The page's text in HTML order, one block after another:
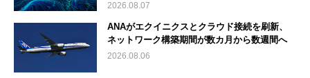
2026.08.07
ANAがエクイニクスとクラウド接続を刷新、
ネットワーク構築期間が数カ月から数週間へ
2026.08.06